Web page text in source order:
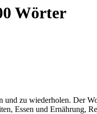
Wörter
zu wiederholen. Der
Essen und Ernährung,